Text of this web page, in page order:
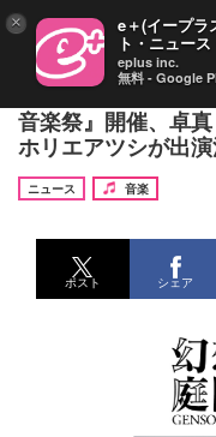
岡山・後楽園で一
音楽祭』開催、卓
ホリエアツシが出
ニュース
音楽
ポスト シェア
× e＋(イープラ
ト・ニュー
eplus inc.
無料 - Google